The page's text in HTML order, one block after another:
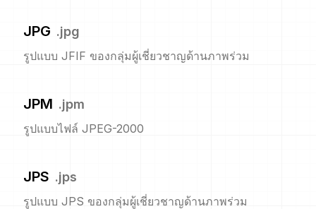
JPG .jpg
รูปแบบ JFIF ของกลุ่มผู้เชี่ยวชาญด้านภาพร่วม
JPM .jpm
รูปแบบไฟล์ JPEG-2000
JPS .jps
รูปแบบ JPS ของกลุ่มผู้เชี่ยวชาญด้านภาพร่วม